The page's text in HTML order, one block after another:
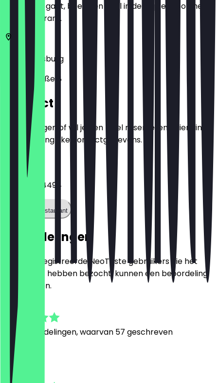
Voordat je gaat, boek een deal in de app en toon het in
het restaurant.
Augsburg
Ludwigstraße 8
Contact
Heb je vragen of wil je een tafel reserveren? Hier vind
je alle belangrijke contactgegevens.
Telefoon
0821 50824494
Bel het restaurant
Beoordelingen
Alleen geregistreerde NeoTaste gebruikers die het
restaurant hebben bezocht, kunnen een beoordeling
achterlaten.
400
Beoordelingen, waarvan 57 geschreven
Julian